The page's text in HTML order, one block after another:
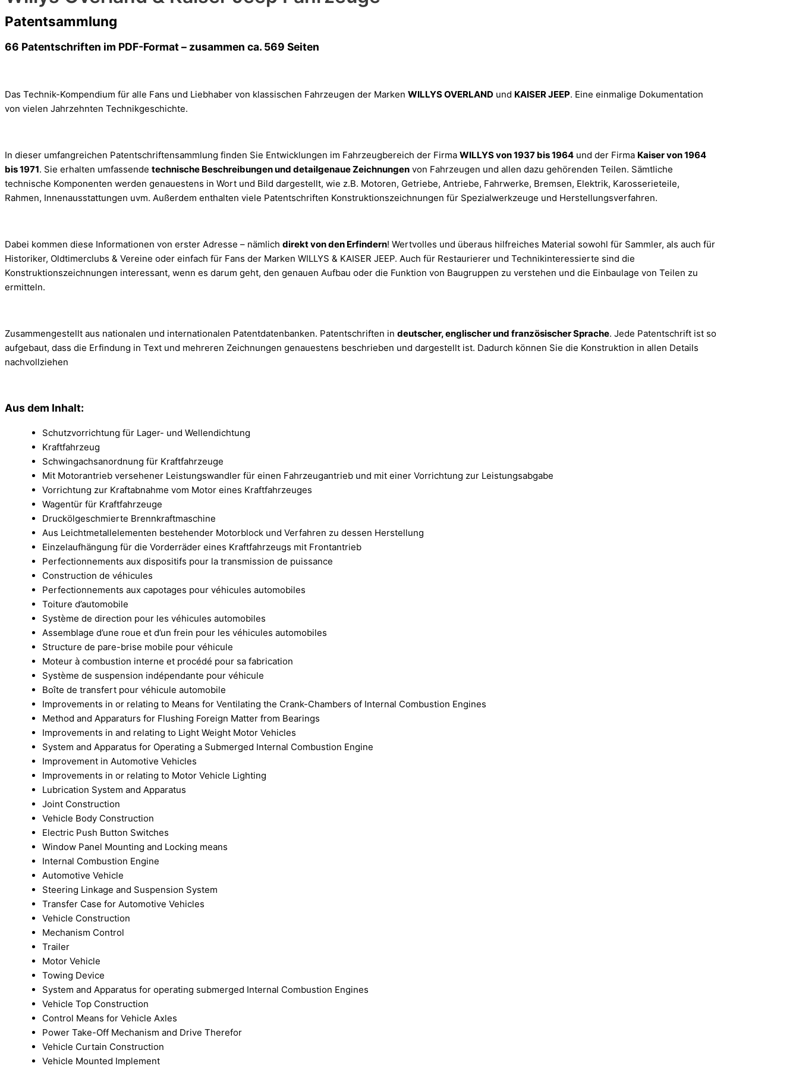
Patentsammlung
66 Patentschriften im PDF-Format – zusammen ca. 569 Seiten
Das Technik-Kompendium für alle Fans und Liebhaber von klassischen Fahrzeugen der Marken WILLYS OVERLAND und KAISER JEEP. Eine einmalige Dokumentation
von vielen Jahrzehnten Technikgeschichte.
In dieser umfangreichen Patentschriftensammlung finden Sie Entwicklungen im Fahrzeugbereich der Firma WILLYS von 1937 bis 1964 und der Firma Kaiser von 1964
bis 1971. Sie erhalten umfassende technische Beschreibungen und detailgenaue Zeichnungen von Fahrzeugen und allen dazu gehörenden Teilen. Sämtliche
technische Komponenten werden genauestens in Wort und Bild dargestellt, wie z.B. Motoren, Getriebe, Antriebe, Fahrwerke, Bremsen, Elektrik, Karosserieteile,
Rahmen, Innenausstattungen uvm. Außerdem enthalten viele Patentschriften Konstruktionszeichnungen für Spezialwerkzeuge und Herstellungsverfahren.
Dabei kommen diese Informationen von erster Adresse – nämlich direkt von den Erfindern! Wertvolles und überaus hilfreiches Material sowohl für Sammler, als auch für
Historiker, Oldtimerclubs & Vereine oder einfach für Fans der Marken WILLYS & KAISER JEEP. Auch für Restaurierer und Technikinteressierte sind die
Konstruktionszeichnungen interessant, wenn es darum geht, den genauen Aufbau oder die Funktion von Baugruppen zu verstehen und die Einbaulage von Teilen zu
ermitteln.
Zusammengestellt aus nationalen und internationalen Patentdatenbanken. Patentschriften in deutscher, englischer und französischer Sprache. Jede Patentschrift ist so
aufgebaut, dass die Erfindung in Text und mehreren Zeichnungen genauestens beschrieben und dargestellt ist. Dadurch können Sie die Konstruktion in allen Details
nachvollziehen
Aus dem Inhalt:
Schutzvorrichtung für Lager- und Wellendichtung
Kraftfahrzeug
Schwingachsanordnung für Kraftfahrzeuge
Mit Motorantrieb versehener Leistungswandler für einen Fahrzeugantrieb und mit einer Vorrichtung zur Leistungsabgabe
Vorrichtung zur Kraftabnahme vom Motor eines Kraftfahrzeuges
Wagentür für Kraftfahrzeuge
Druckölgeschmierte Brennkraftmaschine
Aus Leichtmetallelementen bestehender Motorblock und Verfahren zu dessen Herstellung
Einzelaufhängung für die Vorderräder eines Kraftfahrzeugs mit Frontantrieb
Perfectionnements aux dispositifs pour la transmission de puissance
Construction de véhicules
Perfectionnements aux capotages pour véhicules automobiles
Toiture d’automobile
Système de direction pour les véhicules automobiles
Assemblage d’une roue et d’un frein pour les véhicules automobiles
Structure de pare-brise mobile pour véhicule
Moteur à combustion interne et procédé pour sa fabrication
Système de suspension indépendante pour véhicule
Boîte de transfert pour véhicule automobile
Improvements in or relating to Means for Ventilating the Crank-Chambers of Internal Combustion Engines
Method and Apparaturs for Flushing Foreign Matter from Bearings
Improvements in and relating to Light Weight Motor Vehicles
System and Apparatus for Operating a Submerged Internal Combustion Engine
Improvement in Automotive Vehicles
Improvements in or relating to Motor Vehicle Lighting
Lubrication System and Apparatus
Joint Construction
Vehicle Body Construction
Electric Push Button Switches
Window Panel Mounting and Locking means
Internal Combustion Engine
Automotive Vehicle
Steering Linkage and Suspension System
Transfer Case for Automotive Vehicles
Vehicle Construction
Mechanism Control
Trailer
Motor Vehicle
Towing Device
System and Apparatus for operating submerged Internal Combustion Engines
Vehicle Top Construction
Control Means for Vehicle Axles
Power Take-Off Mechanism and Drive Therefor
Vehicle Curtain Construction
Vehicle Mounted Implement